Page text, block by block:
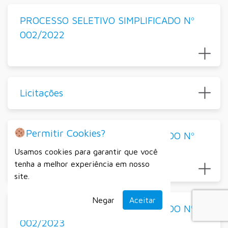
PROCESSO SELETIVO SIMPLIFICADO Nº
002/2022
Licitações
PROCESSO SELETIVO SIMPLIFICADO Nº
001/2023
PROCESSO SELETIVO SIMPLIFICADO Nº
002/2023
Permitir Cookies?
Usamos cookies para garantir que você
tenha a melhor experiência em nosso
site.
Negar Aceitar